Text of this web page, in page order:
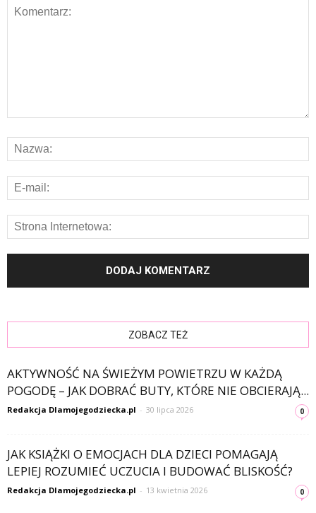
ZOBACZ TEŻ
AKTYWNOŚĆ NA ŚWIEŻYM POWIETRZU W KAŻDĄ
POGODĘ – JAK DOBRAĆ BUTY, KTÓRE NIE OBCIERAJĄ...
Redakcja Dlamojegodziecka.pl - 30 lipca 2026 0
JAK KSIĄŻKI O EMOCJACH DLA DZIECI POMAGAJĄ
LEPIEJ ROZUMIEĆ UCZUCIA I BUDOWAĆ BLISKOŚĆ?
Redakcja Dlamojegodziecka.pl - 13 kwietnia 2026 0